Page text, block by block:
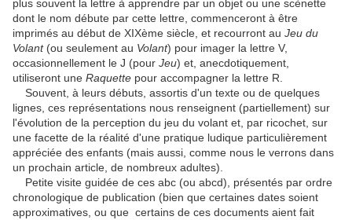
plus souvent la lettre à apprendre par un objet ou une scènette
dont le nom débute par cette lettre, commenceront à être
imprimés au début de XIXème siècle, et recourront au Jeu du
Volant(ou seulement au Volant) pour imager la lettre V,
occasionnellement le J (pour Jeu) et, anecdotiquement,
utiliseront une Raquette pour accompagner la lettre R.
Souvent, à leurs débuts, assortis d'un texte ou de quelques
lignes, ces représentations nous renseignent (partiellement) sur
l'évolution de la perception du jeu du volant et, par ricochet, sur
une facette de la réalité d'une pratique ludique particulièrement
appréciée des enfants (mais aussi, comme nous le verrons dans
un prochain article, de nombreux adultes).
Petite visite guidée de ces abc (ou abcd), présentés par ordre
chronologique de publication (bien que certaines dates soient
approximatives, ou que certains de ces documents aient fait